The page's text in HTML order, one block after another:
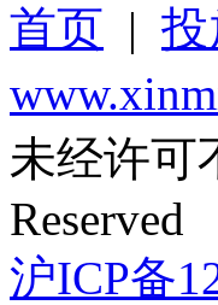
首页 | 投
未经许可
Reserved
沪ICP备